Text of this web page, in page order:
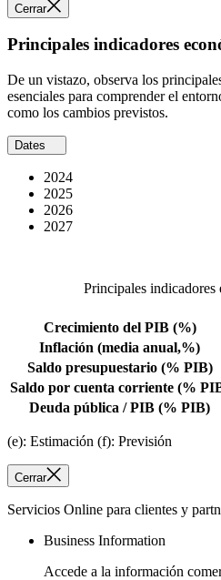
Cerrar
Principales indicadores
De un vistazo, observa los
esenciales para comprender el
como los cambios previstos.
Dates
2024
2025
2026
2027
Principales indicadores
Crecimiento del PIB (%)
Inflación (media anual,%)
Saldo presupuestario (% PIB)
Saldo por cuenta corriente (%
Deuda pública / PIB (% PIB)
(e): Estimación (f): Previsión
Cerrar
Servicios Online para clientes y
Business Information
Accede a la información